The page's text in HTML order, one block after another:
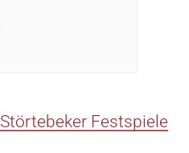
Störtebeker Festspiele